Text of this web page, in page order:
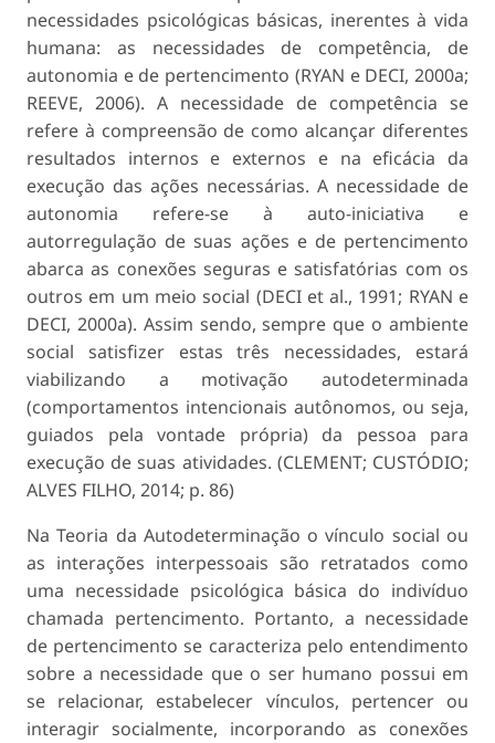
necessidades psicológicas básicas, inerentes à vida
humana: as necessidades de competência, de
autonomia e de pertencimento (RYAN e DECI, 2000a;
REEVE, 2006). A necessidade de competência se
refere à compreensão de como alcançar diferentes
resultados internos e externos e na eficácia da
execução das ações necessárias. A necessidade de
autonomia refere-se à auto-iniciativa e
autorregulação de suas ações e de pertencimento
abarca as conexões seguras e satisfatórias com os
outros em um meio social (DECI et al., 1991; RYAN e
DECI, 2000a). Assim sendo, sempre que o ambiente
social satisfizer estas três necessidades, estará
viabilizando a motivação autodeterminada
(comportamentos intencionais autônomos, ou seja,
guiados pela vontade própria) da pessoa para
execução de suas atividades. (CLEMENT; CUSTÓDIO;
ALVES FILHO, 2014; p. 86)
Na Teoria da Autodeterminação o vínculo social ou
as interações interpessoais são retratados como
uma necessidade psicológica básica do indivíduo
chamada pertencimento. Portanto, a necessidade
de pertencimento se caracteriza pelo entendimento
sobre a necessidade que o ser humano possui em
se relacionar, estabelecer vínculos, pertencer ou
interagir socialmente, incorporando as conexões